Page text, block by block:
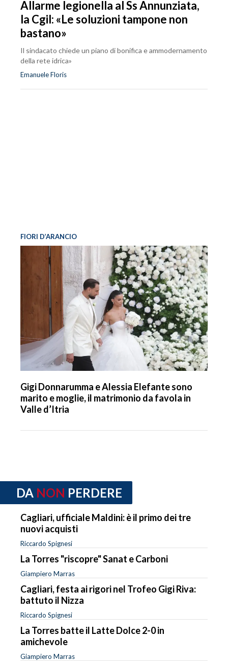
Allarme legionella al Ss Annunziata,
la Cgil: «Le soluzioni tampone non
bastano»
Il sindacato chiede un piano di bonifica e ammodernamento
della rete idrica»
Emanuele Floris
FIORI D’ARANCIO
Gigi Donnarumma e Alessia Elefante sono
marito e moglie, il matrimonio da favola in
Valle d’Itria
DA NON PERDERE
Cagliari, ufficiale Maldini: è il primo dei tre
nuovi acquisti
Riccardo Spignesi
La Torres "riscopre" Sanat e Carboni
Giampiero Marras
Cagliari, festa ai rigori nel Trofeo Gigi Riva:
battuto il Nizza
Riccardo Spignesi
La Torres batte il Latte Dolce 2-0 in
amichevole
Giampiero Marras